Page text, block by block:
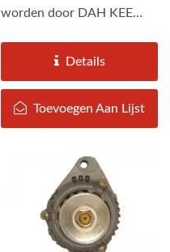
worden door DAH KEE
specificaties...Details
Toevoegen Aan Lijst